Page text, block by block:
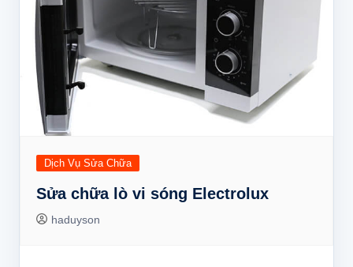
Dịch Vụ Sửa Chữa
Sửa chữa lò vi sóng Electrolux
haduyson